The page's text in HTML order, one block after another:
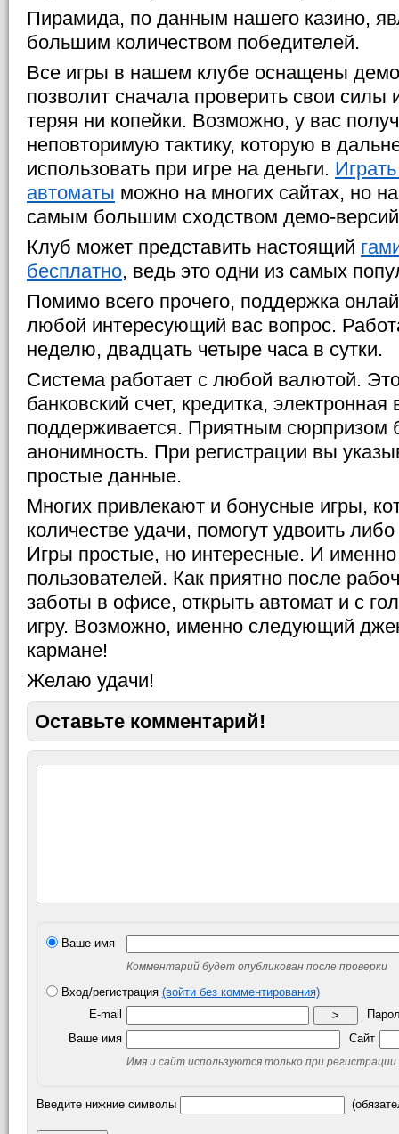
Пирамида, по данным нашего казино,
большим количеством победителей.
Все игры в нашем клубе оснащены
позволит сначала проверить свои силы
теряя ни копейки. Возможно, у вас
неповторимую тактику, которую в
использовать при игре на деньги.
автоматы можно на многих сайтах, но
самым большим сходством демо-
Клуб может представить настоящий
бесплатно, ведь это одни из самых
Помимо всего прочего, поддержка
любой интересующий вас вопрос.
неделю, двадцать четыре часа в сутки.
Система работает с любой валютой.
банковский счет, кредитка,
поддерживается. Приятным сюрпризом
анонимность. При регистрации вы
простые данные.
Многих привлекают и бонусные игры,
количестве удачи, помогут удвоить
Игры простые, но интересные. И именно
пользователей. Как приятно после
заботы в офисе, открыть автомат и с
игру. Возможно, именно следующий
кармане!
Желаю удачи!
Оставьте комментарий!
Ваше имя
Комментарий будет опубликован после проверки
Вход/регистрация (войти без комментирования)
E-mail
>
Ваше имя
Сайт
Имя и сайт используются только при регистрации
Введите нижние символы